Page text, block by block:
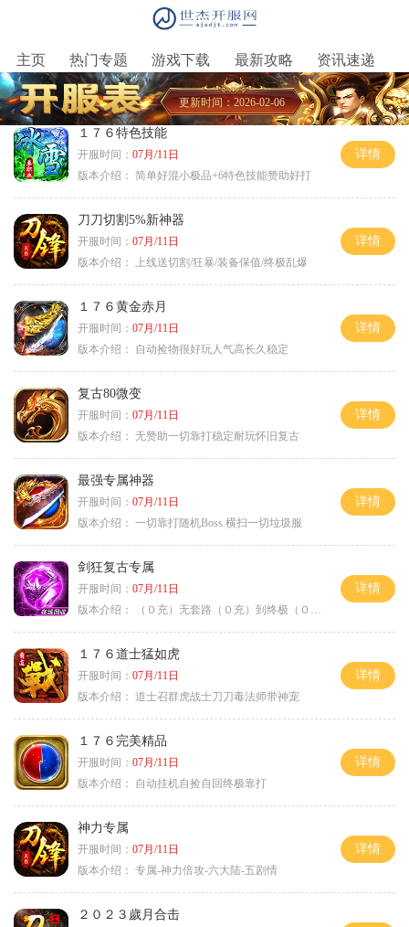
主页 热门专题 游戏下载 最新攻略 资讯速递
更新时间：2026-02-06
１７６特色技能
开服时间： 07月/11日
版本介绍： 简单好混小极品+6特色技能赞助好打
详情
刀刀切割5%新神器
开服时间： 07月/11日
版本介绍：
上线送切割/狂暴/装备保值/终极乱爆
详情
１７６黄金赤月
开服时间： 07月/11日
版本介绍：
自动捡物很好玩人气高长久稳定
详情
复古80微变
开服时间： 07月/11日
版本介绍： 无赞助一切靠打稳定耐玩怀旧复古
详情
最强专属神器
开服时间： 07月/11日
版本介绍： 一切靠打随机Boss.横扫一切垃圾服
详情
剑狂复古专属
开服时间： 07月/11日
版本介绍：
（０充）无套路（０充）到终极（０充）爽
详情
１７６道士猛如虎
开服时间： 07月/11日
版本介绍： 道士召群虎战士刀刀毒法师带神宠
详情
１７６完美精品
开服时间： 07月/11日
版本介绍：
自动挂机自捡自回终极靠打
详情
神力专属
开服时间： 07月/11日
版本介绍： 专属-神力倍攻-六大陆-五剧情
详情
２０２３歲月合击